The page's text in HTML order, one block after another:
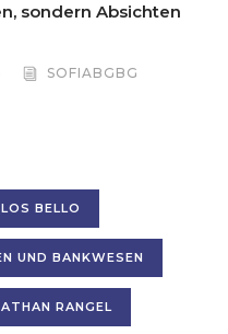
sondern Absichten
SOFIABGBG
BELLO
UND BANKWESEN
RANGEL